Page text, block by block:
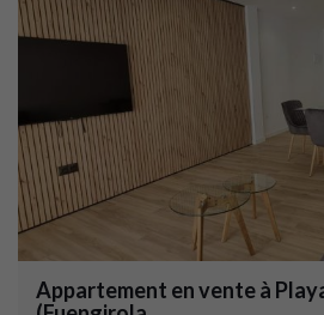
Appartement en vente à